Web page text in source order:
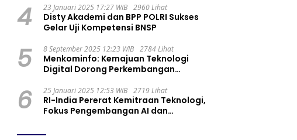
4 23 Januari 2025 17:27 WIB 2960 Lihat
Disty Akademi dan BPP POLRI Sukses
Gelar Uji Kompetensi BNSP
5 8 September 2025 12:23 WIB 2784 Lihat
Menkominfo: Kemajuan Teknologi
Digital Dorong Perkembangan
6 25 Januari 2025 12:53 WIB 2719 Lihat
RI-India Pererat Kemitraan Teknologi,
Fokus Pengembangan AI dan